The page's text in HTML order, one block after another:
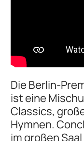
Die Berlin-
ist eine
Classics,
Hymnen.
im großen